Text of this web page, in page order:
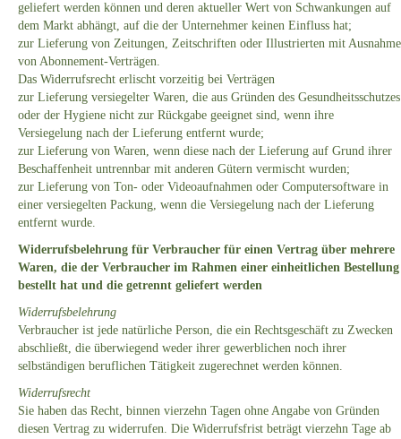
geliefert werden können und deren aktueller Wert von Schwankungen auf
dem Markt abhängt, auf die der Unternehmer keinen Einfluss hat;
zur Lieferung von Zeitungen, Zeitschriften oder Illustrierten mit Ausnahme
von Abonnement-Verträgen.
Das Widerrufsrecht erlischt vorzeitig bei Verträgen
zur Lieferung versiegelter Waren, die aus Gründen des Gesundheitsschutzes
oder der Hygiene nicht zur Rückgabe geeignet sind, wenn ihre
Versiegelung nach der Lieferung entfernt wurde;
zur Lieferung von Waren, wenn diese nach der Lieferung auf Grund ihrer
Beschaffenheit untrennbar mit anderen Gütern vermischt wurden;
zur Lieferung von Ton- oder Videoaufnahmen oder Computersoftware in
einer versiegelten Packung, wenn die Versiegelung nach der Lieferung
entfernt wurde.
Widerrufsbelehrung für Verbraucher für einen Vertrag über mehrere
Waren, die der Verbraucher im Rahmen einer einheitlichen Bestellung
bestellt hat und die getrennt geliefert werden
Widerrufsbelehrung
Verbraucher ist jede natürliche Person, die ein Rechtsgeschäft zu Zwecken
abschließt, die überwiegend weder ihrer gewerblichen noch ihrer
selbständigen beruflichen Tätigkeit zugerechnet werden können.
Widerrufsrecht
Sie haben das Recht, binnen vierzehn Tagen ohne Angabe von Gründen
diesen Vertrag zu widerrufen. Die Widerrufsfrist beträgt vierzehn Tage ab